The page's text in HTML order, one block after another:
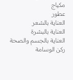
مكياج
عطور
العناية بالشعر
العناية بالبشرة
العناية بالجسم والصحة
ركن الوسامة